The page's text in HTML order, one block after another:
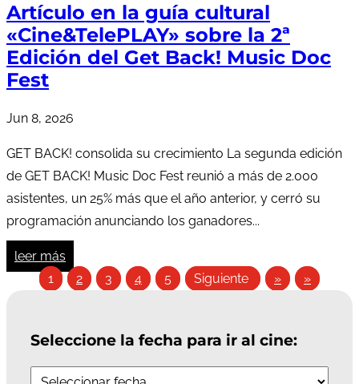
Artículo en la guía cultural
«Cine&TelePLAY» sobre la 2ª
Edición del Get Back! Music Doc
Fest
Jun 8, 2026
GET BACK! consolida su crecimiento La segunda edición
de GET BACK! Music Doc Fest reunió a más de 2.000
asistentes, un 25% más que el año anterior, y cerró su
programación anunciando los ganadores...
leer más
1
2 3 4 5 Siguiente » »
Seleccione la fecha para ir al cine: